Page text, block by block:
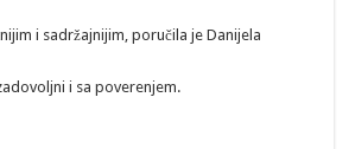
i sadržajnijim, poručila je Danijela
i sa poverenjem.